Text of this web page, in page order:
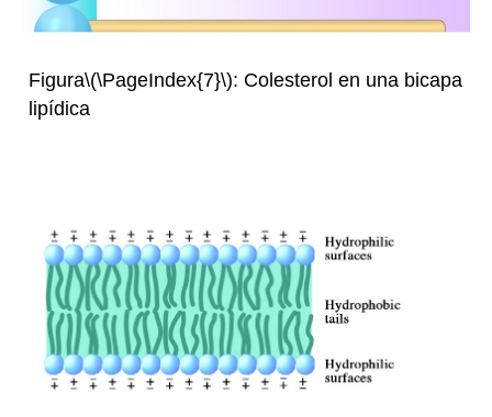
Figura\(\PageIndex{7}\): Colesterol en una bicapa
lipídica